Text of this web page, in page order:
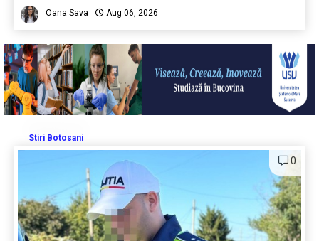
Oana Sava Aug 06, 2026
Stiri Botosani
0